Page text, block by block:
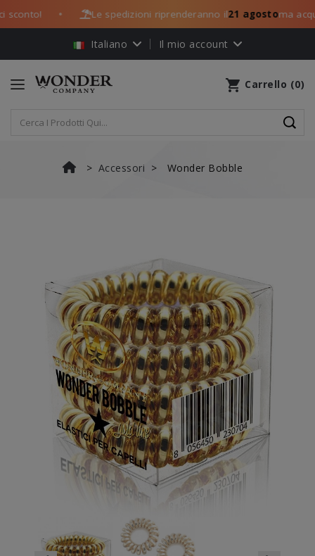
Le spedizioni riprenderanno il21 agostoma
Italiano Il mio account
shopping_cart Carrello (0)
Accessori Wonder Bobble